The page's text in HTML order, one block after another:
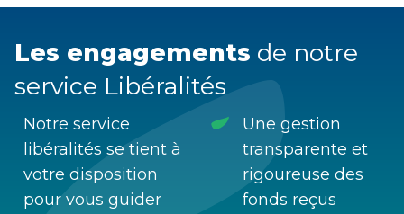
Les engagements de notre
service Libéralités
Notre service
libéralités se tient à
votre disposition
pour vous guider
Une gestion
transparente et
rigoureuse des
fonds reçus